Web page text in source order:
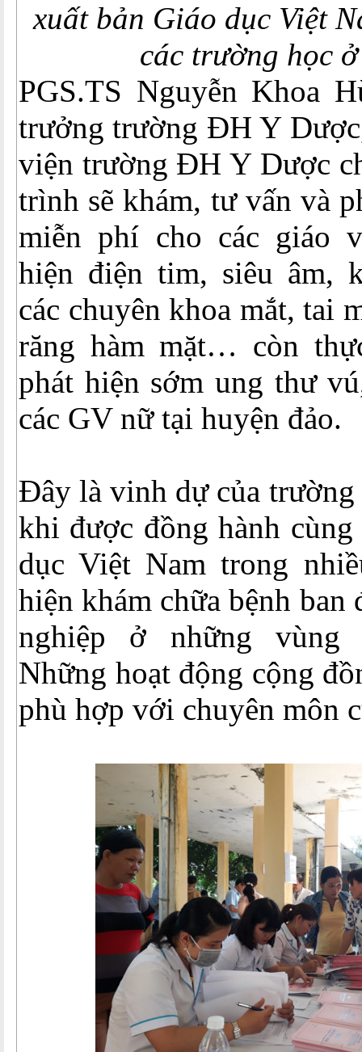
xuất bản Giáo dục Việt
các trường học
PGS.TS Nguyễn Khoa
trưởng trường ĐH Y
viện trường ĐH Y Dược
trình sẽ khám, tư vấn và
miễn phí cho các giáo
hiện điện tim, siêu âm,
các chuyên khoa mắt, tai
răng hàm mặt… còn
phát hiện sớm ung thư
các GV nữ tại huyện đảo.
Đây là vinh dự của
khi được đồng hành
dục Việt Nam trong
hiện khám chữa bệnh ban
nghiệp ở những vùng
Những hoạt động cộng
phù hợp với chuyên môn